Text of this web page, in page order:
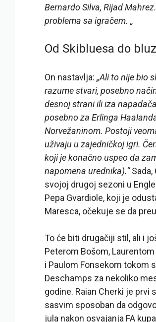
Bernardo Silva, Rijad
problema sa igračem. „
Od Skibluesa do
On nastavlja: „Ali to nije bio
razume stvari, posebno
desnoj strani ili iza
posebno za Erlinga
Norvežaninom. Postoji
uživaju u zajedničkoj igri.
koji je konačno uspeo da
napomena urednika).“Sada,
svojoj drugoj sezoni u
Pepa Gvardiole, koji je
Maresca, očekuje se da
To će biti drugačiji stil, ali i
Peterom Bošom,
i Paulom Fonsekom tokom
Deschamps za nekoliko
godine. Raian Cherki je prvi
sasvim sposoban da
jula nakon osvajanja FA